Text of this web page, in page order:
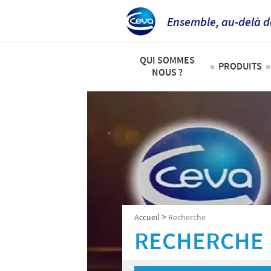
Ensemble, au-delà
QUI SOMMES
NOUS ?
Aperçu de la société
Notre mission
Nos activités
Nos valeurs
Contacts équipe Ceva Afrique
PRODUITS
Bovins
Ovins –
Volailles
Accueil > Recherche
RECHERCHE